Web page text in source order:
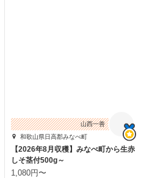
山西一善
和歌山県日高郡みなべ町
【2026年8月収穫】みなべ町から生赤
しそ茎付500g～
1,080円〜